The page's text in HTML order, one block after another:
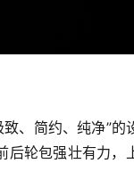
、简约、纯净”的
轮包强壮有力，